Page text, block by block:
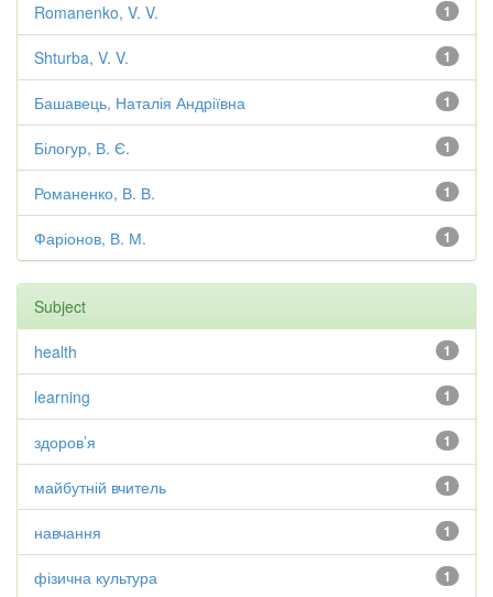
1
Romanenko, V. V.
1
Shturba, V. V.
1
Башавець, Наталія Андріївна
1
Білогур, В. Є.
1
Романенко, В. В.
1
Фаріонов, В. М.
Subject
1
health
1
learning
1
здоров’я
1
майбутній вчитель
1
навчання
1
фізична культура